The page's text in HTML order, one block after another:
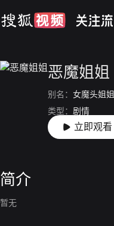
恶魔姐姐
别名： 女魔头姐姐
类型： 剧情
上映： 2022-04-18
立即观看
简介
暂无